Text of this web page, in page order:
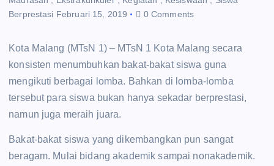
Berprestasi Februari 15, 2019 0 Comments
Kota Malang (MTsN 1) – MTsN 1 Kota Malang secara
konsisten menumbuhkan bakat-bakat siswa guna
mengikuti berbagai lomba. Bahkan di lomba-lomba
tersebut para siswa bukan hanya sekadar berprestasi,
namun juga meraih juara.
Bakat-bakat siswa yang dikembangkan pun sangat
beragam. Mulai bidang akademik sampai nonakademik.